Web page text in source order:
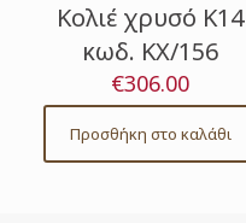
Κολιέ χρυσό Κ14
κωδ. ΚΧ/156
€306.00
Προσθήκη στο καλάθι